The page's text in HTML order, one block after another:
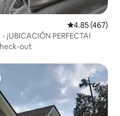
Calificación
4.85 (467)
PERFECTA!
out